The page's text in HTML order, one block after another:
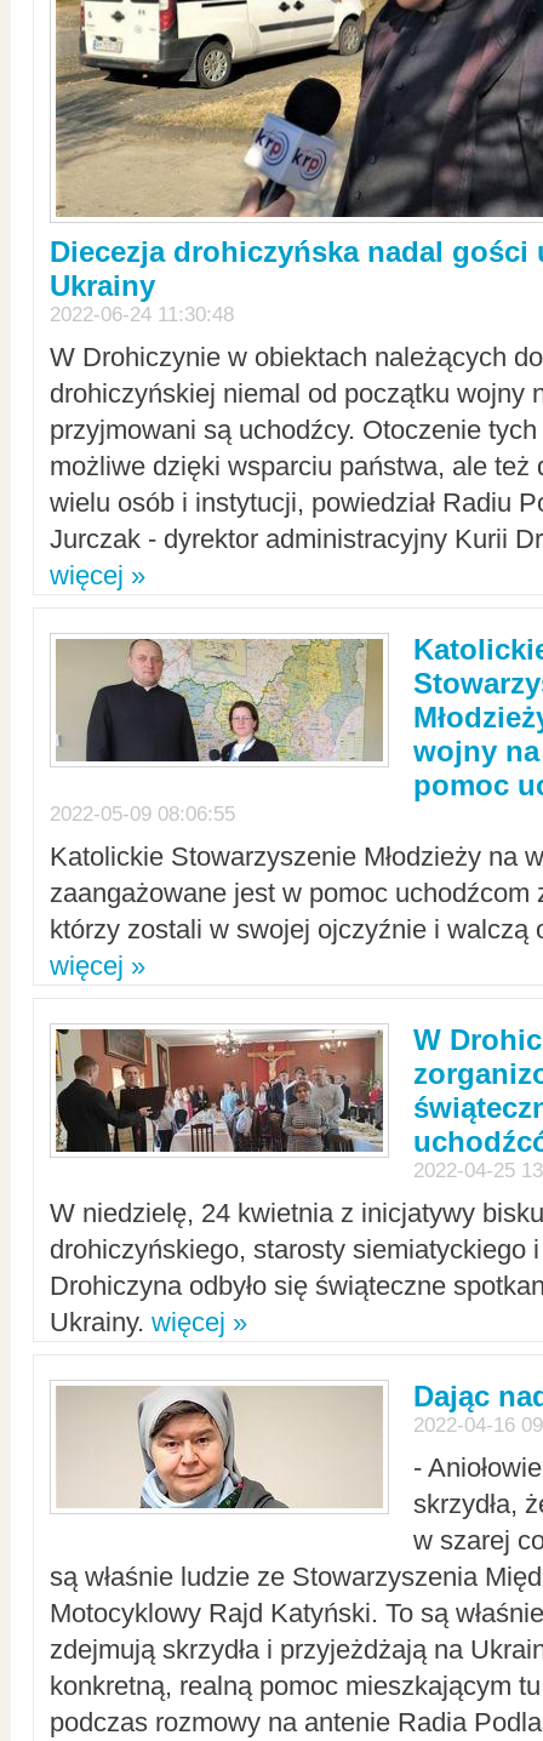
Diecezja drohiczyńska nadal gości
Ukrainy
2022-06-24 11:30:48
W Drohiczynie w obiektach należących
drohiczyńskiej niemal od początku wojny
przyjmowani są uchodźcy. Otoczenie
możliwe dzięki wsparciu państwa, ale też
wielu osób i instytucji, powiedział Radiu
Jurczak - dyrektor administracyjny Kurii
więcej »
wojny
pomoc
2022-05-09 08:06:55
Katolickie Stowarzyszenie Młodzieży na
zaangażowane jest w pomoc uchodźcom
którzy zostali w swojej ojczyźnie i walczą
więcej »
W
2022-04-25
W niedzielę, 24 kwietnia z inicjatywy
drohiczyńskiego, starosty siemiatyckiego
Drohiczyna odbyło się świąteczne
Ukrainy. więcej »
Dając
2022-04-16
-
skrzydła,
w szarej
są właśnie ludzie ze Stowarzyszenia
Motocyklowy Rajd Katyński. To są
zdejmują skrzydła i przyjeżdżają na
konkretną, realną pomoc mieszkającym
podczas rozmowy na antenie Radia